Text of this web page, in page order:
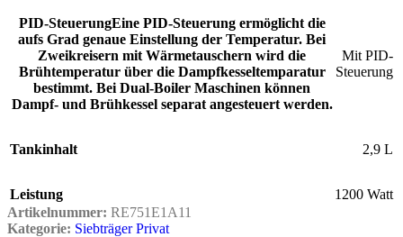
PID-SteuerungEine PID-Steuerung ermöglicht die
aufs Grad genaue Einstellung der Temperatur. Bei
Zweikreisern mit Wärmetauschern wird die
Brühtemperatur über die Dampfkesseltemparatur
bestimmt. Bei Dual-Boiler Maschinen können
Dampf- und Brühkessel separat angesteuert werden.
Mit PID-
Steuerung
Tankinhalt 2,9 L
Leistung
1200 Watt
Artikelnummer: RE751E1A11
Kategorie: Siebträger Privat